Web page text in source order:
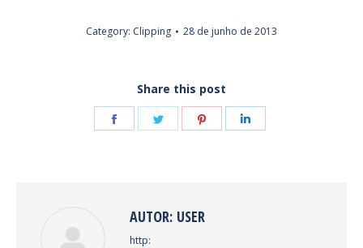
Category: Clipping 28 de junho de 2013
Share this post
Share
Share
Share
AUTOR: USER
http: